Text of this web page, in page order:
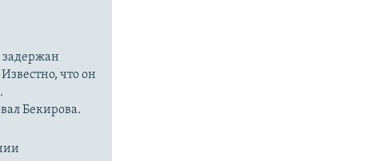
задержан
что он
Бекирова.